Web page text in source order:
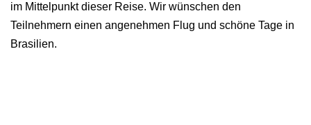
im Mittelpunkt dieser Reise. Wir wünschen den
Teilnehmern einen angenehmen Flug und schöne Tage in
Brasilien.